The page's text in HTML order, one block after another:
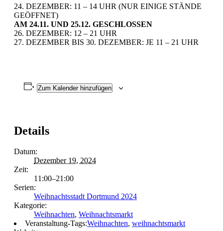
24. DEZEMBER: 11 – 14 UHR (NUR EINIGE STÄNDE
GEÖFFNET)
AM 24.11. UND 25.12. GESCHLOSSEN
26. DEZEMBER: 12 – 21 UHR
27. DEZEMBER BIS 30. DEZEMBER: JE 11 – 21 UHR
Zum Kalender hinzufügen
Details
Datum:
Dezember 19, 2024
Zeit:
11:00–21:00
Serien:
Weihnachtsstadt Dortmund 2024
Kategorie:
Weihnachten, Weihnachtsmarkt
Veranstaltung-Tags:Weihnachten, weihnachtsmarkt